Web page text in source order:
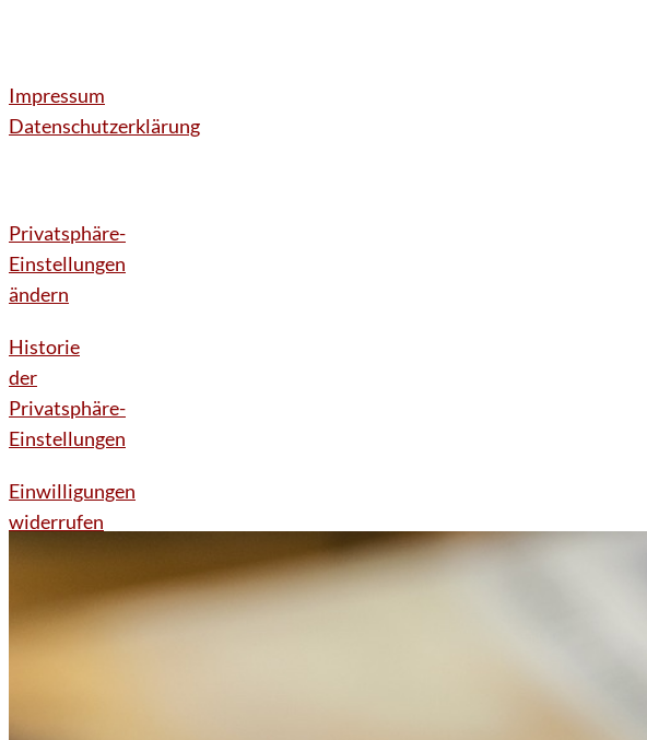
Impressum
Datenschutzerklärung
Privatsphäre-
Einstellungen
ändern
Historie
der
Privatsphäre-
Einstellungen
Einwilligungen
widerrufen